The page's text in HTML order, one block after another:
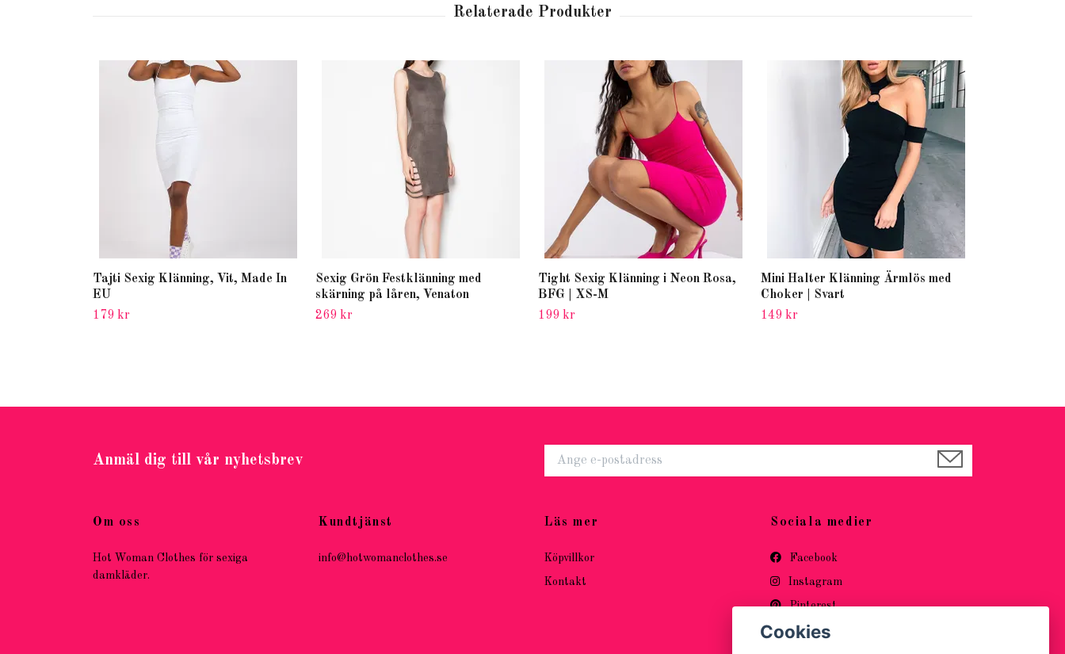
Tajti Sexig Klänning, Vit, Made In
EU
179 kr
Sexig Grön Festklänning med
skärning på låren, Venaton
269 kr
Tight Sexig Klänning i Neon Rosa,
BFG | XS-M
199 kr
Mini Halter Klänning Ärmlös med
Choker | Svart
149 kr
Anmäl dig till vår nyhetsbrev
Om oss
Hot Woman Clothes för sexiga
damkläder.
Kundtjänst
info@hotwomanclothes.se
Läs mer
Köpvillkor
Kontakt
Sociala medier
Facebook
Instagram
Pinterest
Cookies